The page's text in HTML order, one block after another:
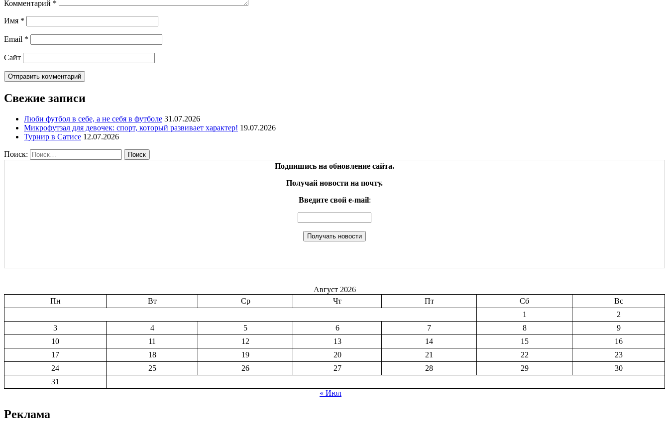
Комментарий *
Имя *
Email *
Сайт
Свежие записи
Люби футбол в себе, а не себя в футболе 31.07.2026
Микрофутзал для девочек: спорт, который развивает характер! 19.07.2026
Турнир в Сатисе 12.07.2026
Поиск:
Подпишись на обновление сайта.
Получай новости на почту.
Введите свой e-mail:
Август 2026
Пн
Вт Ср Чт Пт Сб
Вс
1
2
3
4 5 6 7 8
9
10
11 12 13 14 15
16
17
18 19 20 21 22
23
24
25 26 27 28 29
30
31
« Июл
Реклама